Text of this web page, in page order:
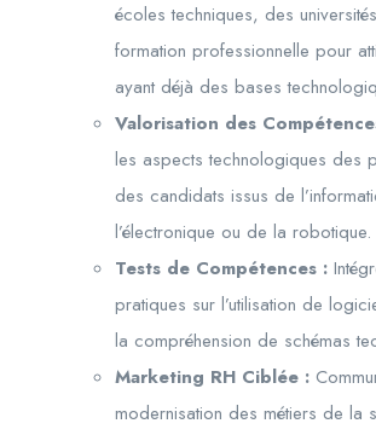
écoles techniques, des
formation professionnelle pour
ayant déjà des bases
Valorisation des
les aspects technologiques des
des candidats issus de
l’électronique ou de la robotique.
Tests de Compétences :
pratiques sur l’utilisation de
la compréhension de schémas
Marketing RH Ciblée :
modernisation des métiers de la